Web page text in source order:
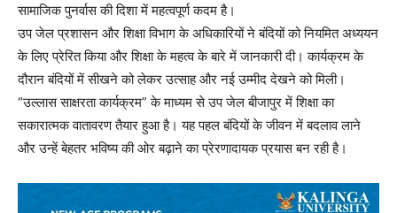
सामाजिक पुनर्वास की दिशा में महत्वपूर्ण कदम है।
उप जेल प्रशासन और शिक्षा विभाग के अधिकारियों ने बंदियों को नियमित अध्ययन
के लिए प्रेरित किया और शिक्षा के महत्व के बारे में जानकारी दी। कार्यक्रम के
दौरान बंदियों में सीखने को लेकर उत्साह और नई उम्मीद देखने को मिली।
“उल्लास साक्षरता कार्यक्रम” के माध्यम से उप जेल बीजापुर में शिक्षा का
सकारात्मक वातावरण तैयार हुआ है। यह पहल बंदियों के जीवन में बदलाव लाने
और उन्हें बेहतर भविष्य की ओर बढ़ाने का प्रेरणादायक प्रयास बन रही है।